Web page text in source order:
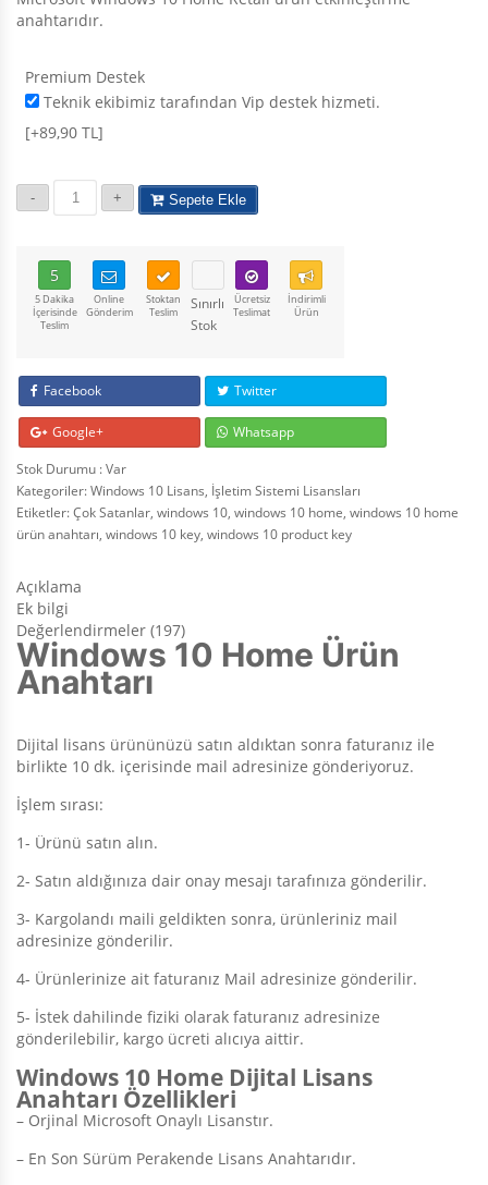
anahtarıdır.
Premium Destek
Teknik ekibimiz tarafından Vip destek hizmeti.
[+89,90 TL]
Sepete Ekle
5
5 Dakika
İçerisinde
Teslim
Online
Gönderim
Stoktan
Teslim
Sınırlı
Stok
Ücretsiz
Teslimat
İndirimli
Ürün
Facebook Twitter
Google+
Whatsapp
Stok Durumu : Var
Kategoriler:Windows 10 Lisans, İşletim Sistemi Lisansları
Etiketler:Çok Satanlar, windows 10, windows 10 home, windows 10 home
ürün anahtarı, windows 10 key, windows 10 product key
Açıklama
Ek bilgi
Değerlendirmeler (197)
Windows 10 Home Ürün
Anahtarı
Dijital lisans ürününüzü satın aldıktan sonra faturanız ile
birlikte 10 dk. içerisinde mail adresinize gönderiyoruz.
İşlem sırası:
1- Ürünü satın alın.
2- Satın aldığınıza dair onay mesajı tarafınıza gönderilir.
3- Kargolandı maili geldikten sonra, ürünleriniz mail
adresinize gönderilir.
4- Ürünlerinize ait faturanız Mail adresinize gönderilir.
5- İstek dahilinde fiziki olarak faturanız adresinize
gönderilebilir, kargo ücreti alıcıya aittir.
Windows 10 Home Dijital Lisans
Anahtarı Özellikleri
– Orjinal Microsoft Onaylı Lisanstır.
– En Son Sürüm Perakende Lisans Anahtarıdır.